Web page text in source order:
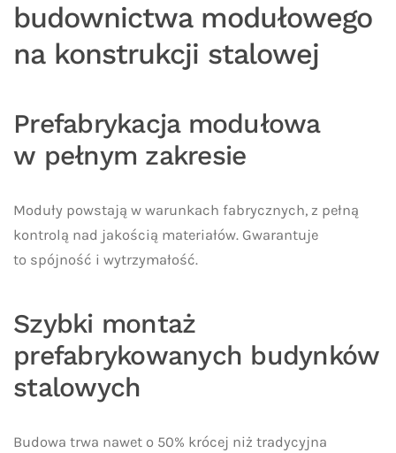
budownictwa modułowego
na konstrukcji stalowej
Prefabrykacja modułowa
w pełnym zakresie
Moduły powstają w warunkach fabrycznych, z pełną
kontrolą nad jakością materiałów. Gwarantuje
to spójność i wytrzymałość.
Szybki montaż
prefabrykowanych budynków
stalowych
Budowa trwa nawet o 50% krócej niż tradycyjna